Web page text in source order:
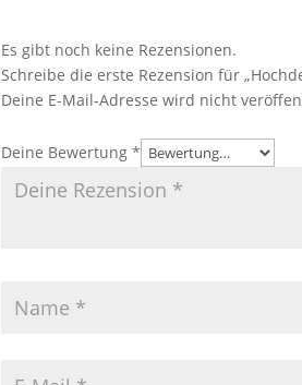
Es gibt noch keine Rezensionen.
Schreibe die erste Rezension für
Deine E-Mail-Adresse wird nicht
Deine Bewertung*